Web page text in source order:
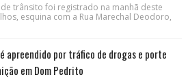
trânsito foi registrado na manhã deste
esquina com a Rua Marechal Deodoro,
apreendido por tráfico de drogas e porte
em Dom Pedrito